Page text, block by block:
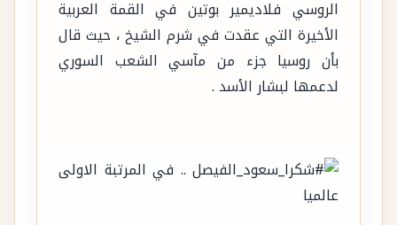
الروسي فلاديمير بوتين في القمة العربية
الأخيرة التي عقدت في شرم الشيخ ، حيث قال
بأن روسيا جزء من مآسي الشعب السوري
لدعمها لبشار الأسد .